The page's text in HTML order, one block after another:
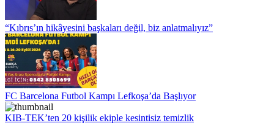
“Kıbrıs’ın hikâyesini başkaları değil, biz anlatmalıyız”
FC Barcelona Futbol Kampı Lefkoşa’da Başlıyor
KIB-TEK’ten 20 kişilik ekiple kesintisiz temizlik